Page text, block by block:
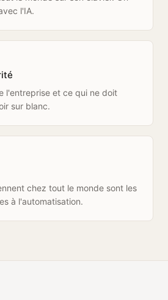
l'IA.
l'entreprise et ce qui ne doit
sur blanc.
chez tout le monde sont les
à l'automatisation.